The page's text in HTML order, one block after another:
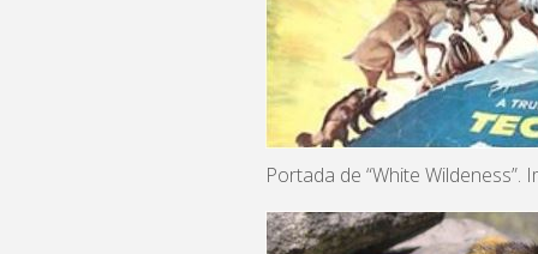
Portada de “White Wildeness”.